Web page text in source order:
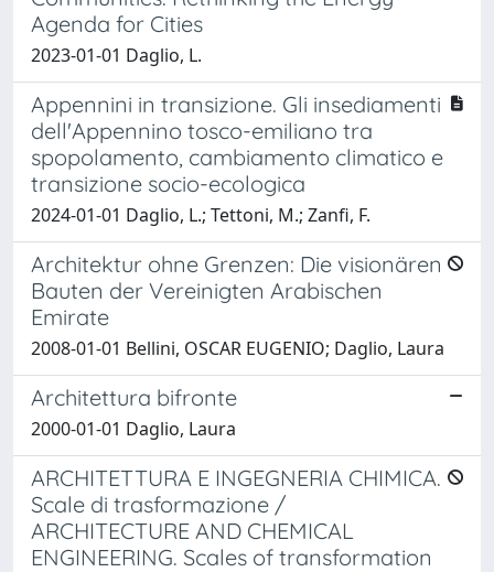
Agenda for Cities
2023-01-01 Daglio, L.
Appennini in transizione. Gli insediamenti
dell'Appennino tosco-emiliano tra
spopolamento, cambiamento climatico e
transizione socio-ecologica
2024-01-01 Daglio, L.; Tettoni, M.; Zanfi, F.
Architektur ohne Grenzen: Die visionären
Bauten der Vereinigten Arabischen
Emirate
2008-01-01 Bellini, OSCAR EUGENIO; Daglio, Laura
Architettura bifronte
2000-01-01 Daglio, Laura
ARCHITETTURA E INGEGNERIA CHIMICA.
Scale di trasformazione /
ARCHITECTURE AND CHEMICAL
ENGINEERING. Scales of transformation